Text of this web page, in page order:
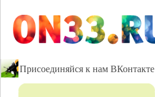
Присоединяйся к нам ВКонтакте